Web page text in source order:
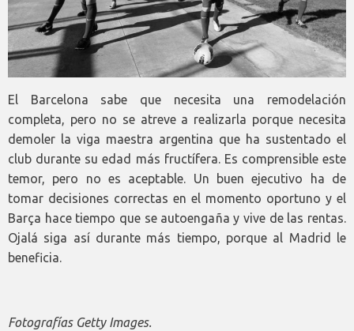
El Barcelona sabe que necesita una remodelación
completa, pero no se atreve a realizarla porque necesita
demoler la viga maestra argentina que ha sustentado el
club durante su edad más fructífera. Es comprensible este
temor, pero no es aceptable. Un buen ejecutivo ha de
tomar decisiones correctas en el momento oportuno y el
Barça hace tiempo que se autoengaña y vive de las rentas.
Ojalá siga así durante más tiempo, porque al Madrid le
beneficia.
Fotografías Getty Images.